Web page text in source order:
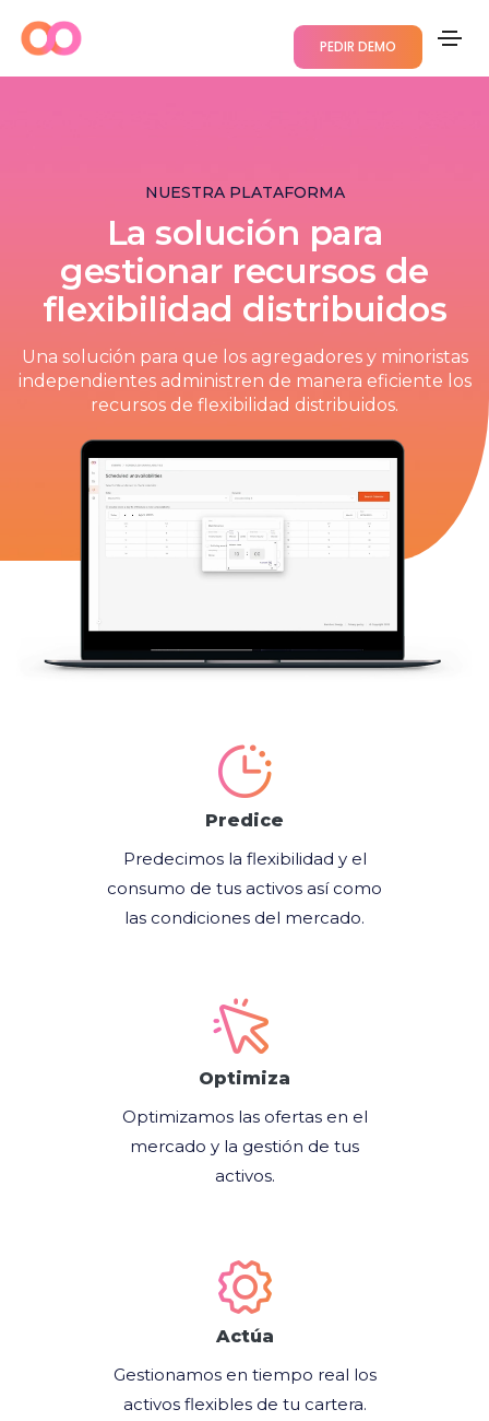
PEDIR DEMO
NUESTRA PLATAFORMA
La solución para
gestionar recursos de
flexibilidad distribuidos
Una solución para que los agregadores y minoristas
independientes administren de manera eficiente los
recursos de flexibilidad distribuidos.
Predice
Predecimos la flexibilidad y el
consumo de tus activos así como
las condiciones del mercado.
Optimiza
Optimizamos las ofertas en el
mercado y la gestión de tus
activos.
Actúa
Gestionamos en tiempo real los
activos flexibles de tu cartera.